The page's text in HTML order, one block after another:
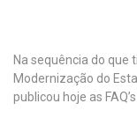
Na sequência do que
Modernização do
publicou hoje as